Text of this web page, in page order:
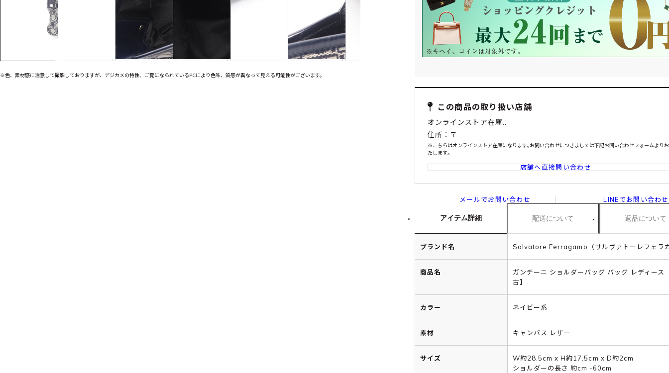
※色、素材感に注意して撮影しておりますが、デジカメの特性、ご覧になられているPCにより色味、質感が異なって見える可能性がございます。
この商品の取り扱い店舗
オンラインストア在庫..
住所：〒
※こちらはオンラインストア在庫になります｡お問い合わせにつきましては下記お問い合わせフォームより
たします｡
店舗へ直接問い合わせ
メールでお問い合わせ LINEでお問い合わせ
アイテム詳細 配送について 返品について
ブランド名 Salvatore Ferragamo（サルヴァトーレフェラ
商品名
ガンチーニ ショルダーバッグ バッグ レディース
古】
カラー ネイビー系
素材 キャンバス レザー
サイズ
W約28.5cm x H約17.5cm x D約2cm
ショルダーの長さ 約cm -60cm